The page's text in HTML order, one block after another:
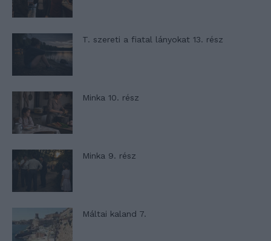
T. szereti a fiatal lányokat 13. rész
Minka 10. rész
Minka 9. rész
Máltai kaland 7.